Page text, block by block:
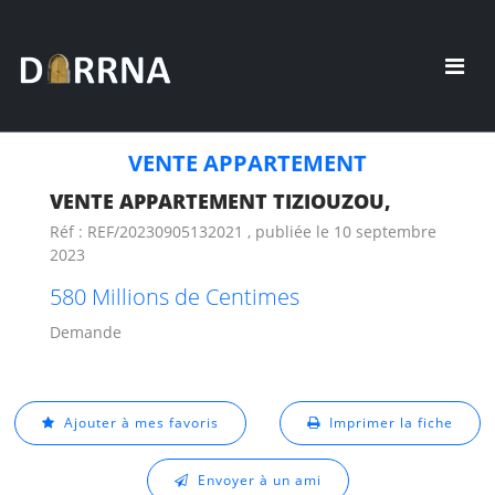
VENTE APPARTEMENT
VENTE APPARTEMENT TIZIOUZOU,
Réf : REF/20230905132021 , publiée le 10 septembre
2023
580 Millions de Centimes
Demande
Ajouter à mes favoris Imprimer la fiche
Envoyer à un ami